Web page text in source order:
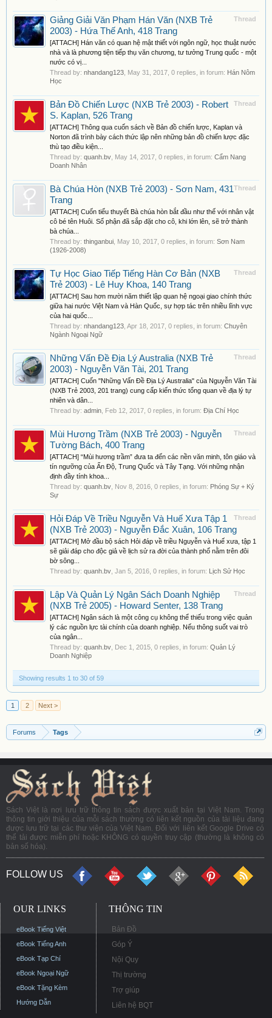
Thread
Giảng Giải Văn Phạm Hán Văn (NXB Trẻ
2003) - Hứa Thế Anh, 418 Trang
[ATTACH] Hán văn có quan hệ mật thiết với ngôn ngữ, học thuật nước
nhà và là phương tiện tiếp thụ văn chương, tư tưởng Trung quốc - một
nước có vị...
Thread by: nhandang123 May 31, 2017 , 0 replies, in forum: Hán Nôm
Học
Thread
Bản Đồ Chiến Lược (NXB Trẻ 2003) - Robert
S. Kaplan, 526 Trang
[ATTACH] Thông qua cuốn sách về Bản đồ chiến lược, Kaplan và
Norton đã trình bày cách thức lập nên những bản đồ chiến lược đặc
thù tạo điều kiện...
Thread by: quanh.bv May 14, 2017 , 0 replies, in forum: Cẩm Nang
Doanh Nhân
Thread
Bà Chúa Hòn (NXB Trẻ 2003) - Sơn Nam, 431
Trang
[ATTACH] Cuốn tiểu thuyết Bà chúa hòn bắt đầu như thế với nhân vật
cô bé tên Huôi. Số phận đã sắp đặt cho cô, khi lớn lên, sẽ trở thành
bà chúa...
Thread by: thinganbui May 10, 2017 , 0 replies, in forum: Sơn Nam
(1926-2008)
Thread
Tự Học Giao Tiếp Tiếng Hàn Cơ Bản (NXB
Trẻ 2003) - Lê Huy Khoa, 140 Trang
[ATTACH] Sau hơn mười năm thiết lập quan hệ ngoại giao chính thức
giữa hai nước Việt Nam và Hàn Quốc, sự hợp tác trên nhiều lĩnh vực
của hai quốc...
Thread by: nhandang123 Apr 18, 2017 , 0 replies, in forum: Chuyên
Ngành Ngoại Ngữ
Thread
Những Vấn Đề Địa Lý Australia (NXB Trẻ
2003) - Nguyễn Văn Tài, 201 Trang
[ATTACH] Cuốn "Những Vấn Đề Địa Lý Australia" của Nguyễn Văn Tài
(NXB Trẻ 2003, 201 trang) cung cấp kiến thức tổng quan về địa lý tự
nhiên và dân...
Thread by: admin Feb 12, 2017 , 0 replies, in forum: Địa Chí Học
Thread
Mùi Hương Trầm (NXB Trẻ 2003) - Nguyễn
Tường Bách, 400 Trang
[ATTACH] “Mùi hương trầm” đưa ta đến các nền văn minh, tôn giáo và
tín ngưỡng của Ấn Độ, Trung Quốc và Tây Tạng. Với những nhận
định đầy tính khoa...
Thread by: quanh.bv Nov 8, 2016 , 0 replies, in forum: Phóng Sự + Ký
Sự
Thread
Hỏi Đáp Về Triều Nguyễn Và Huế Xưa Tập 1
(NXB Trẻ 2003) - Nguyễn Đắc Xuân, 106 Trang
[ATTACH] Mở đầu bộ sách Hỏi đáp về triều Nguyễn và Huế xưa, tập 1
sẽ giải đáp cho độc giả về lịch sử ra đời của thành phố nằm trên đôi
bờ sông...
Thread by: quanh.bv Jan 5, 2016 , 0 replies, in forum: Lịch Sử Học
Thread
Lập Và Quản Lý Ngân Sách Doanh Nghiệp
(NXB Trẻ 2005) - Howard Senter, 138 Trang
[ATTACH] Ngân sách là một công cụ không thể thiếu trong việc quản
lý các nguồn lực tài chính của doanh nghiệp. Nếu thông suốt vai trò
của ngân...
Thread by: quanh.bv Dec 1, 2015 , 0 replies, in forum: Quản Lý
Doanh Nghiệp
Showing results 1 to 30 of 59
1 2 Next >
Forums Tags
Sách Việt là nơi lưu trữ thông tin sách được xuất bản tại Việt Nam. Trong
thông tin giới thiệu của mỗi sách thường có liên kết nguồn của tài liệu đang
được lưu trữ tại các thư viện của Việt Nam. Đối với liên kết Google Drive có
thể tải được miễn phí hoặc KHÔNG có quyền truy cập (thường là không có
bản số hóa).
FOLLOW US
OUR LINKS
eBook Tiếng Việt
eBook Tiếng Anh
eBook Tạp Chí
eBook Ngoại Ngữ
eBook Tặng Kèm
Hướng Dẫn
THÔNG TIN
Bản Đồ
Góp Ý
Nội Quy
Thị trường
Trợ giúp
Liên hệ BQT